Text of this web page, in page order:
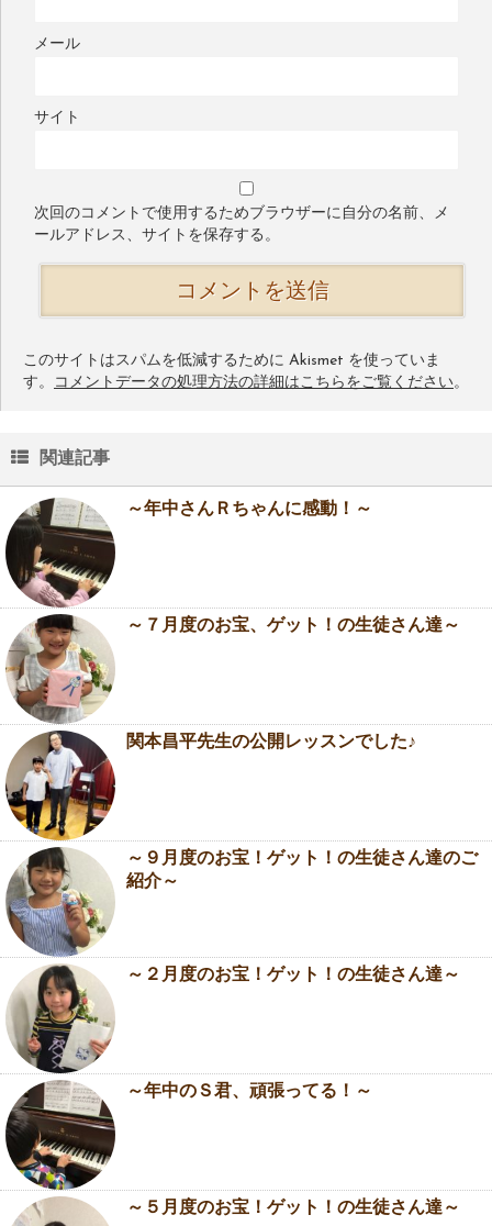
メール
サイト
次回のコメントで使用するためブラウザーに自分の名前、メ
ールアドレス、サイトを保存する。
このサイトはスパムを低減するために Akismet を使っていま
す。
コメントデータの処理方法の詳細はこちらをご覧ください。
関連記事
～年中さんＲちゃんに感動！～
～７月度のお宝、ゲット！の生徒さん達～
関本昌平先生の公開レッスンでした♪
～９月度のお宝！ゲット！の生徒さん達のご
紹介～
～２月度のお宝！ゲット！の生徒さん達～
～年中のＳ君、頑張ってる！～
～５月度のお宝！ゲット！の生徒さん達～